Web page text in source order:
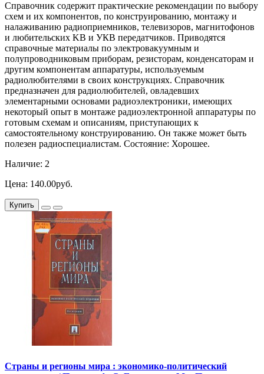
Справочник содержит практические рекомендации по выбору
схем и их компонентов, по конструированию, монтажу и
налаживанию радиоприемников, телевизоров, магнитофонов
и любительских KB и УКВ передатчиков. Приводятся
справочные материалы по электровакуумным и
полупроводниковым приборам, резисторам, конденсаторам и
другим компонентам аппаратуры, используемым
радиолюбителями в своих конструкциях. Справочник
предназначен для радиолюбителей, овладевших
элементарными основами радиоэлектроники, имеющих
некоторый опыт в монтаже радиоэлектронной аппаратуры по
готовым схемам и описаниям, приступающих к
самостоятельному конструированию. Он также может быть
полезен радиоспециалистам. Состояние: Хорошее.
Наличие: 2
Цена: 140.00руб.
Купить
Страны и регионы мира : экономико-политический